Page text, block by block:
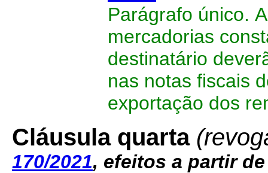
Parágrafo único.
mercadorias
destinatário
nas notas fiscais
exportação dos
Cláusula quarta
170/2021, efeitos a partir de